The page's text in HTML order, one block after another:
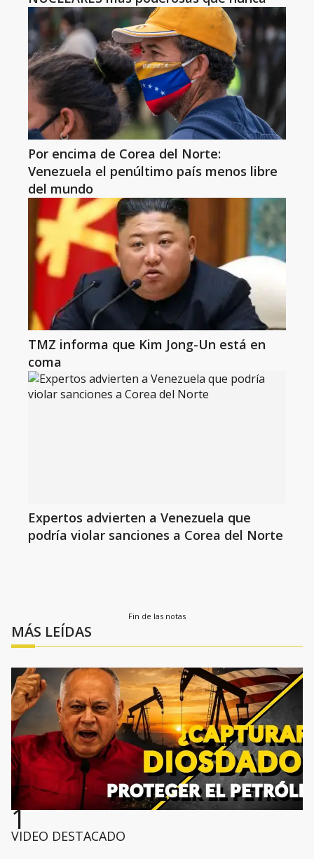
Por encima de Corea del Norte:
Venezuela el penúltimo país menos libre
del mundo
TMZ informa que Kim Jong-Un está en
coma
Expertos advierten a Venezuela que
podría violar sanciones a Corea del Norte
Fin de las notas
MÁS LEÍDAS
1
VIDEO DESTACADO